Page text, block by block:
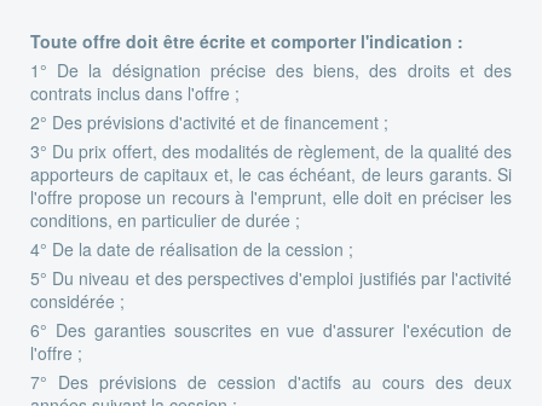
Toute offre doit être écrite et comporter l'indication :
1° De la désignation précise des biens, des droits et des
contrats inclus dans l'offre ;
2° Des prévisions d'activité et de financement ;
3° Du prix offert, des modalités de règlement, de la qualité des
apporteurs de capitaux et, le cas échéant, de leurs garants. Si
l'offre propose un recours à l'emprunt, elle doit en préciser les
conditions, en particulier de durée ;
4° De la date de réalisation de la cession ;
5° Du niveau et des perspectives d'emploi justifiés par l'activité
considérée ;
6° Des garanties souscrites en vue d'assurer l'exécution de
l'offre ;
7° Des prévisions de cession d'actifs au cours des deux